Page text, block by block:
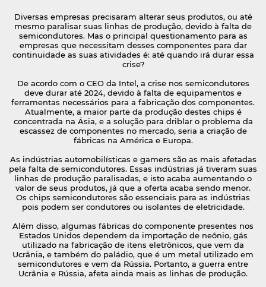
Diversas empresas precisaram alterar seus produtos, ou até
mesmo paralisar suas linhas de produção, devido à falta de
semicondutores. Mas o principal questionamento para as
empresas que necessitam desses componentes para dar
continuidade as suas atividades é: até quando irá durar essa
crise?
De acordo com o CEO da Intel, a crise nos semicondutores
deve durar até 2024, devido à falta de equipamentos e
ferramentas necessários para a fabricação dos componentes.
Atualmente, a maior parte da produção destes chips é
concentrada na Ásia, e a solução para driblar o problema da
escassez de componentes no mercado, seria a criação de
fábricas na América e Europa.
As indústrias automobilísticas e gamers são as mais afetadas
pela falta de semicondutores. Essas indústrias já tiveram suas
linhas de produção paralisadas, e isto acaba aumentando o
valor de seus produtos, já que a oferta acaba sendo menor.
Os chips semicondutores são essenciais para as indústrias
pois podem ser condutores ou isolantes de eletricidade.
Além disso, algumas fábricas do componente presentes nos
Estados Unidos dependem da importação de neônio, gás
utilizado na fabricação de itens eletrônicos, que vem da
Ucrânia, e também do paládio, que é um metal utilizado em
semicondutores e vem da Rússia. Portanto, a guerra entre
Ucrânia e Rússia, afeta ainda mais as linhas de produção.